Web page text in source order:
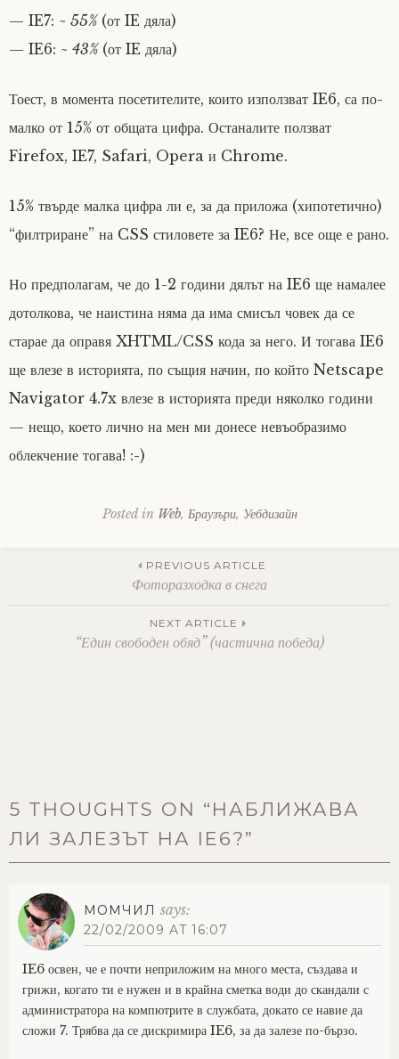
— IE7: ~ 55%(от IE дяла)
— IE6: ~ 43%(от IE дяла)
Тоест, в момента посетителите, които използват IE6, са по-
малко от 15% от общата цифра. Останалите ползват
Firefox, IE7, Safari, Opera и Chrome.
15% твърде малка цифра ли е, за да приложа (хипотетично)
“филтриране” на CSS стиловете за IE6? Не, все още е рано.
Но предполагам, че до 1-2 години дялът на IE6 ще намалее
дотолкова, че наистина няма да има смисъл човек да се
старае да оправя XHTML/CSS кода за него. И тогава IE6
ще влезе в историята, по същия начин, по който Netscape
Navigator 4.7x влезе в историята преди няколко години
— нещо, което лично на мен ми донесе невъобразимо
облекчение тогава! :-)
Posted in Web, Браузъри, Уебдизайн
navigation
PREVIOUS ARTICLE
Фоторазходка в снега
NEXT ARTICLE
“Един свободен обяд” (частична победа)
5 THOUGHTS ON “ НАБЛИЖАВА
ЛИ ЗАЛЕЗЪТ НА IE6?”
МОМЧИЛ says:
22/02/2009 AT 16:07
IE6 освен, че е почти неприложим на много места, създава и
грижи, когато ти е нужен и в крайна сметка води до скандали с
администратора на компютрите в службата, докато се навие да
сложи 7. Трябва да се дискримира IE6, за да залезе по-бързо.